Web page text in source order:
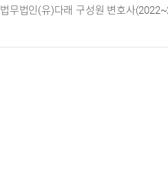
법무법인(유)다래 구성원 변호사